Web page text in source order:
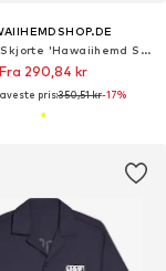
Regular Fit Skjorte 'Hawaiihemd Summer Party'
Fra 290,84 kr
pris:350,51 kr-17%